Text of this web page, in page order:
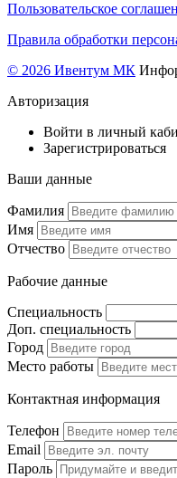
Пользовательское
Правила обработки
© 2026 Ивентум МК
Авторизация
Войти в личный
Зарегистрироваться
Ваши данные
Фамилия
Имя
Отчество
Рабочие данные
Специальность
Доп. специальность
Город
Место работы
Контактная информация
Телефон
Email
Пароль